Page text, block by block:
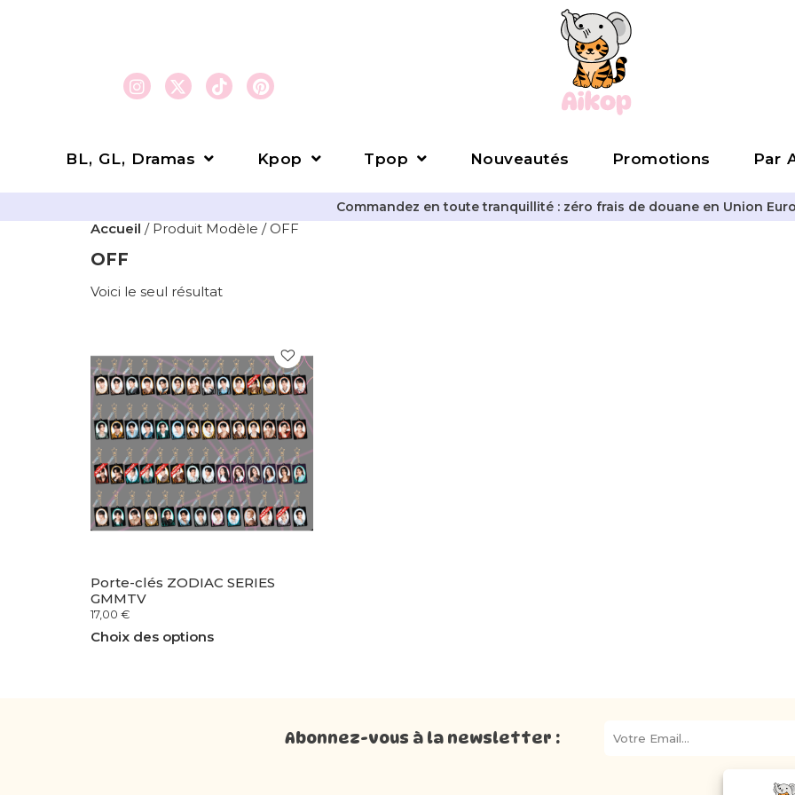
BL, GL, Dramas Kpop Tpop Nouveautés Promotions Par
Commandez en toute tranquillité : zéro frais de douane en Union
Accueil / Produit Modèle / OFF
OFF
Voici le seul résultat
Porte-clés ZODIAC SERIES
GMMTV
17,00 €
Choix des options
Abonnez-vous à la newsletter :